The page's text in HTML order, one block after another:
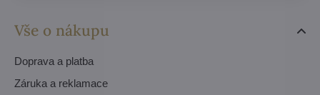
Vše o nákupu
Doprava a platba
Záruka a reklamace